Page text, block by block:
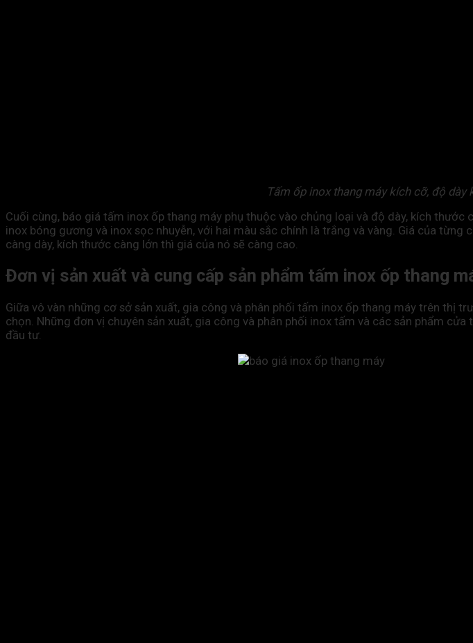
Tấm ốp inox thang máy kích cỡ, độ dày
Cuối cùng, báo giá tấm inox ốp thang máy phụ thuộc vào chủng loại và độ dày, kích
inox bóng gương và inox sọc nhuyễn, với hai màu sắc chính là trắng và vàng. Giá của
càng dày, kích thước càng lớn thì giá của nó sẽ càng cao.
Đơn vị sản xuất và cung cấp sản phẩm tấm inox ốp thang
Giữa vô vàn những cơ sở sản xuất, gia công và phân phối tấm inox ốp thang máy trên thị
chọn. Những đơn vị chuyên sản xuất, gia công và phân phối inox tấm và các sản phẩm
đầu tư.